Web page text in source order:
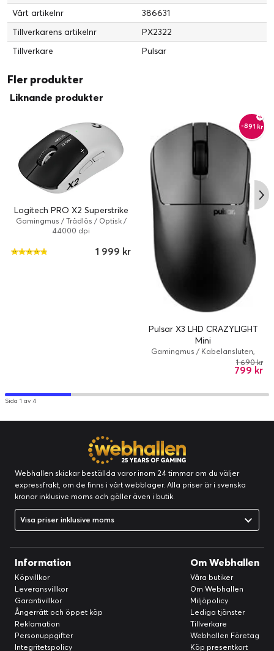
FINE TUNE
JUSTERBAR DPI, 10-UNIT
XS-1-sensorn, exklusiv för Pulsar, har en imponerande upplösning
på 32 000 DPI, 750 IPS-spårningshastighet och 50 g
acceleration, vilket ger oöverträffad precision och hastighet.
ULTRALÄTT
Typ:
2 års garanti
Vårt artikelnr
386631
Tillverkarens artikelnr
PX2322
Tillverkare
Pulsar
Fler produkter
Liknande produkter
Logitech PRO X2 Superstrike
Gamingmus / Trådlös / Optisk /
44000 dpi
1 999 kr
-891 kr
Pulsar X3 LHD CRAZYLIGHT
Mini
Gamingmus / Kabelansluten,
Trådlös / Optisk / 32000 dpi /
799 kr
1 690 kr
Sida 1 av 4
Webhallen skickar beställda varor inom 24 timmar om du väljer
expressfrakt, om de finns i vårt webblager. Alla priser är i svenska
kronor inklusive moms och gäller även i butik.
Visa priser inklusive moms
Information
Köpvillkor
Leveransvillkor
Garantivillkor
Ångerrätt och öppet köp
Reklamation
Personuppgifter
Integritetspolicy
Om Webhallen
Våra butiker
Om Webhallen
Miljöpolicy
Lediga tjänster
Tillverkare
Webhallen Företag
Köp presentkort